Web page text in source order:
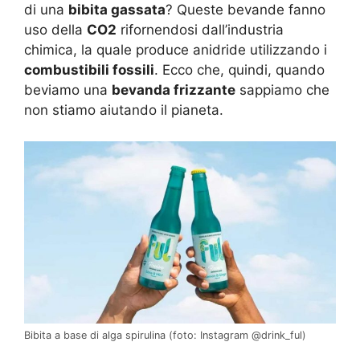
di una bibita gassata? Queste bevande fanno
uso della CO2 rifornendosi dall’industria
chimica, la quale produce anidride utilizzando i
combustibili fossili. Ecco che, quindi, quando
beviamo una bevanda frizzante sappiamo che
non stiamo aiutando il pianeta.
Bibita a base di alga spirulina (foto: Instagram @drink_ful)